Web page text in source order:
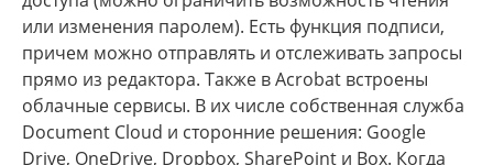
или изменения паролем). Есть функция подписи,
причем можно отправлять и отслеживать запросы
прямо из редактора. Также в Acrobat встроены
облачные сервисы. В их числе собственная служба
Document Cloud и сторонние решения: Google
Drive, OneDrive, Dropbox, SharePoint и Box. Когда